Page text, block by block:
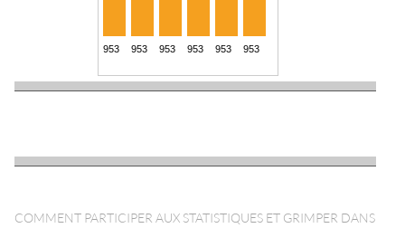
COMMENT PARTICIPER AUX STATISTIQUES ET GRIMPER DANS